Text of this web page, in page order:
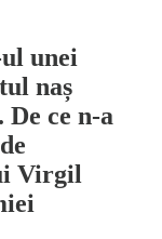
unei
naș
ce n-a
Virgil